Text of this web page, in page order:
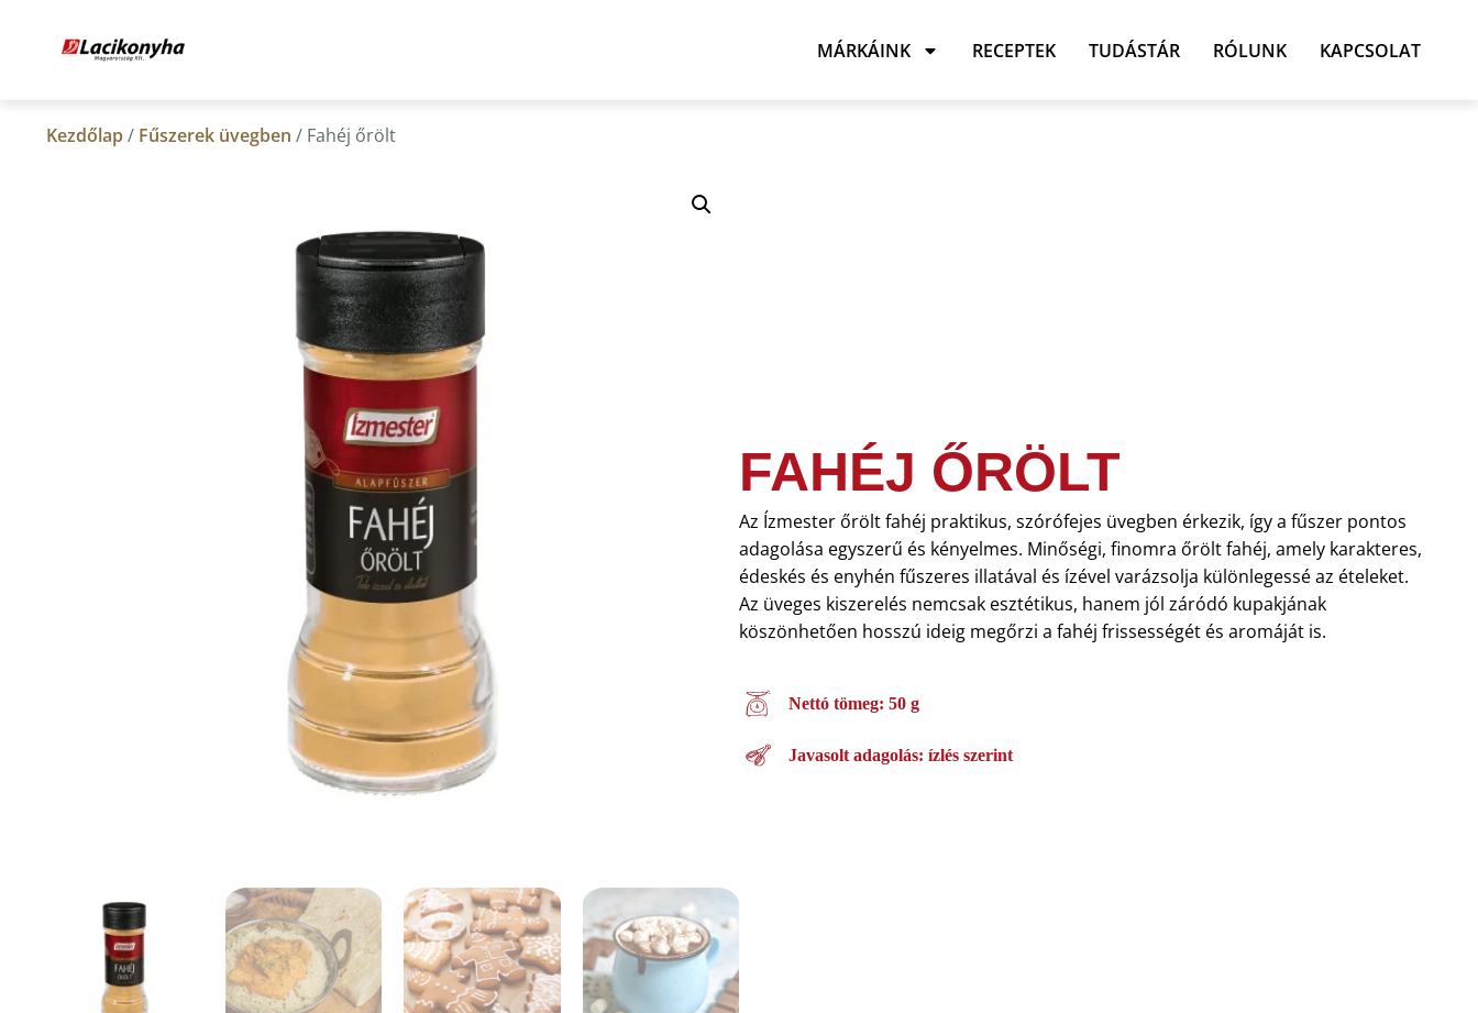
MÁRKÁINK RECEPTEK TUDÁSTÁR RÓLUNK KAPCSOLAT
Kezdőlap/ Fűszerek üvegben / Fahéj őrölt
FAHÉJ ŐRÖLT
Az Ízmester őrölt fahéj praktikus, szórófejes üvegben érkezik, így a fűszer pontos
adagolása egyszerű és kényelmes. Minőségi, finomra őrölt fahéj, amely karakteres,
édeskés és enyhén fűszeres illatával és ízével varázsolja különlegessé az ételeket.
Az üveges kiszerelés nemcsak esztétikus, hanem jól záródó kupakjának
köszönhetően hosszú ideig megőrzi a fahéj frissességét és aromáját is.
Nettó tömeg: 50 g
Javasolt adagolás: ízlés szerint